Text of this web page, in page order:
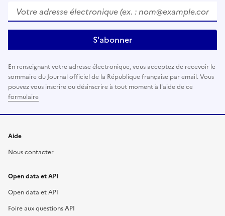
Votre adresse électronique (ex. : nom@example.com
S'abonner
En renseignant votre adresse électronique, vous acceptez de recevoir le
sommaire du Journal officiel de la République française par email. Vous
pouvez vous inscrire ou désinscrire à tout moment à l'aide de ce
formulaire
Aide
Nous contacter
Open data et API
Open data et API
Foire aux questions API